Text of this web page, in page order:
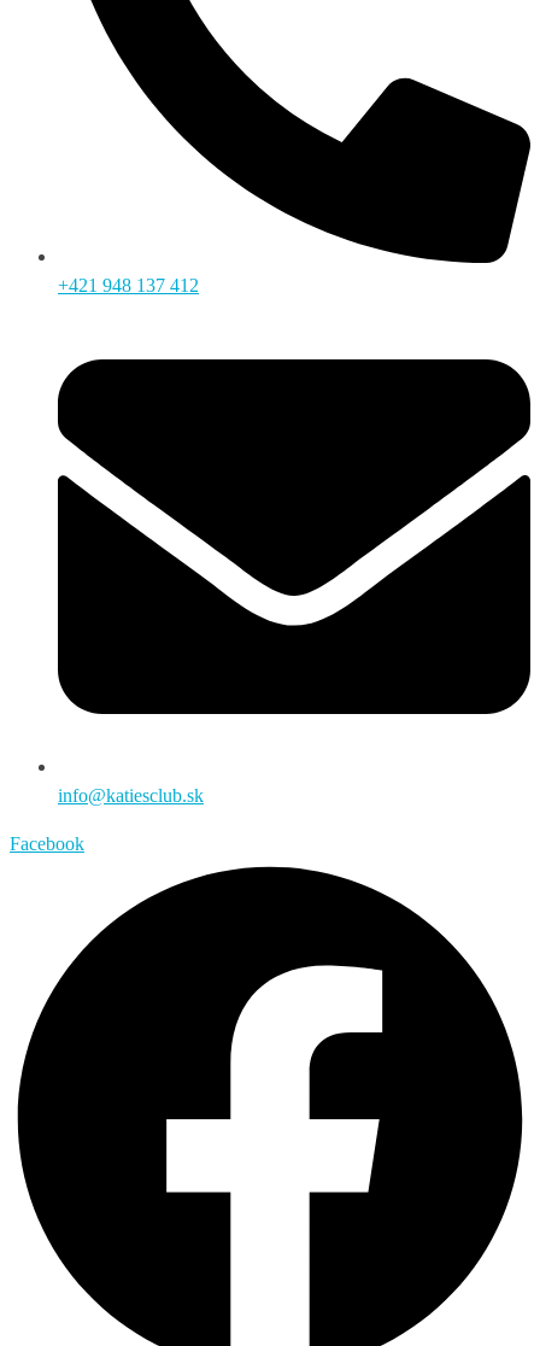
+421 948 137 412
info@katiesclub.sk
Facebook